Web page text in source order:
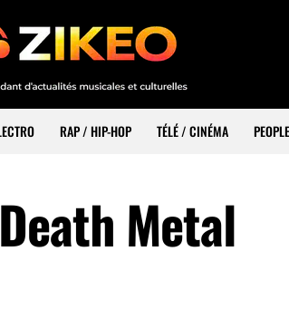
RAP / HIP-HOP TÉLÉ / CINÉMA PEOPLE
Metal